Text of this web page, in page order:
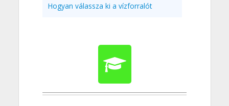
Hogyan válassza ki a vízforralót